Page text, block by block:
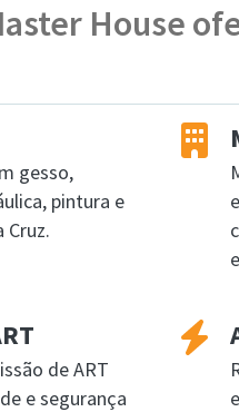
House
gesso,
pintura e
Cruz.
de ART
e segurança